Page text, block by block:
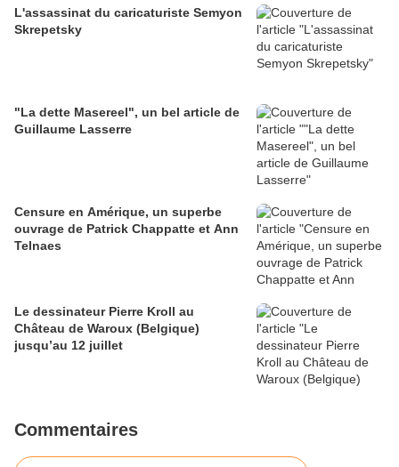
L'assassinat du caricaturiste Semyon
Skrepetsky
"La dette Masereel", un bel article de
Guillaume Lasserre
Censure en Amérique, un superbe
ouvrage de Patrick Chappatte et Ann
Telnaes
Le dessinateur Pierre Kroll au
Château de Waroux (Belgique)
jusqu’au 12 juillet
Commentaires